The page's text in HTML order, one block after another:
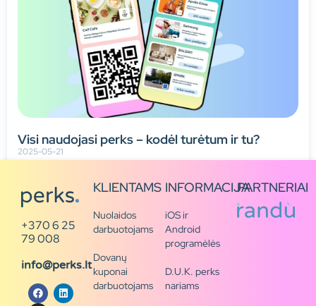
Visi naudojasi perks – kodėl turėtum ir tu?
2025-05-21
+370 6 25
79 008
info@perks.lt
KLIENTAMS
Nuolaidos
darbuotojams
Dovanų
kuponai
darbuotojams
INFORMACIJA
iOS ir
Android
programėlės
D.U.K. perks
nariams
PARTNERIAI